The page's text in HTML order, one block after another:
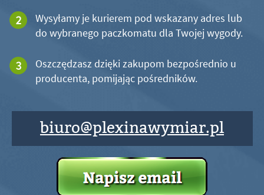
Wysyłamy je kurierem pod wskazany adres lub
do wybranego paczkomatu dla Twojej wygody.
Oszczędzasz dzięki zakupom bezpośrednio u
producenta, pomijając pośredników.
biuro@plexinawymiar.pl